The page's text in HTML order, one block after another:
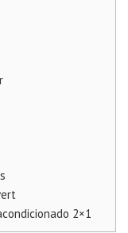
2×1